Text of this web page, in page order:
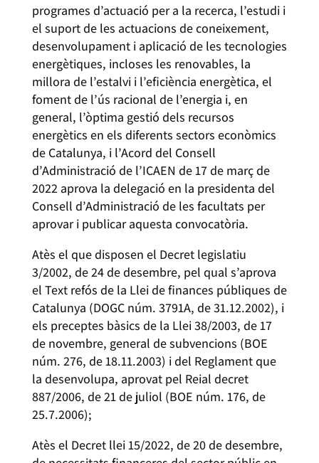
programes d’actuació per a la recerca, l’estudi i
el suport de les actuacions de coneixement,
desenvolupament i aplicació de les tecnologies
energètiques, incloses les renovables, la
millora de l’estalvi i l’eficiència energètica, el
foment de l’ús racional de l’energia i, en
general, l’òptima gestió dels recursos
energètics en els diferents sectors econòmics
de Catalunya, i l’Acord del Consell
d’Administració de l’ICAEN de 17 de març de
2022 aprova la delegació en la presidenta del
Consell d’Administració de les facultats per
aprovar i publicar aquesta convocatòria.
Atès el que disposen el Decret legislatiu
3/2002, de 24 de desembre, pel qual s’aprova
el Text refós de la Llei de finances públiques de
Catalunya (DOGC núm. 3791A, de 31.12.2002), i
els preceptes bàsics de la Llei 38/2003, de 17
de novembre, general de subvencions (BOE
núm. 276, de 18.11.2003) i del Reglament que
la desenvolupa, aprovat pel Reial decret
887/2006, de 21 de juliol (BOE núm. 176, de
25.7.2006);
Atès el Decret llei 15/2022, de 20 de desembre,